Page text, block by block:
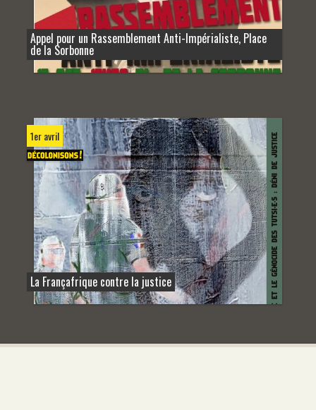
Appel pour un Rassemblement Anti-Impérialiste, Place
de la Sorbonne
1er avril
La Françafrique contre la justice